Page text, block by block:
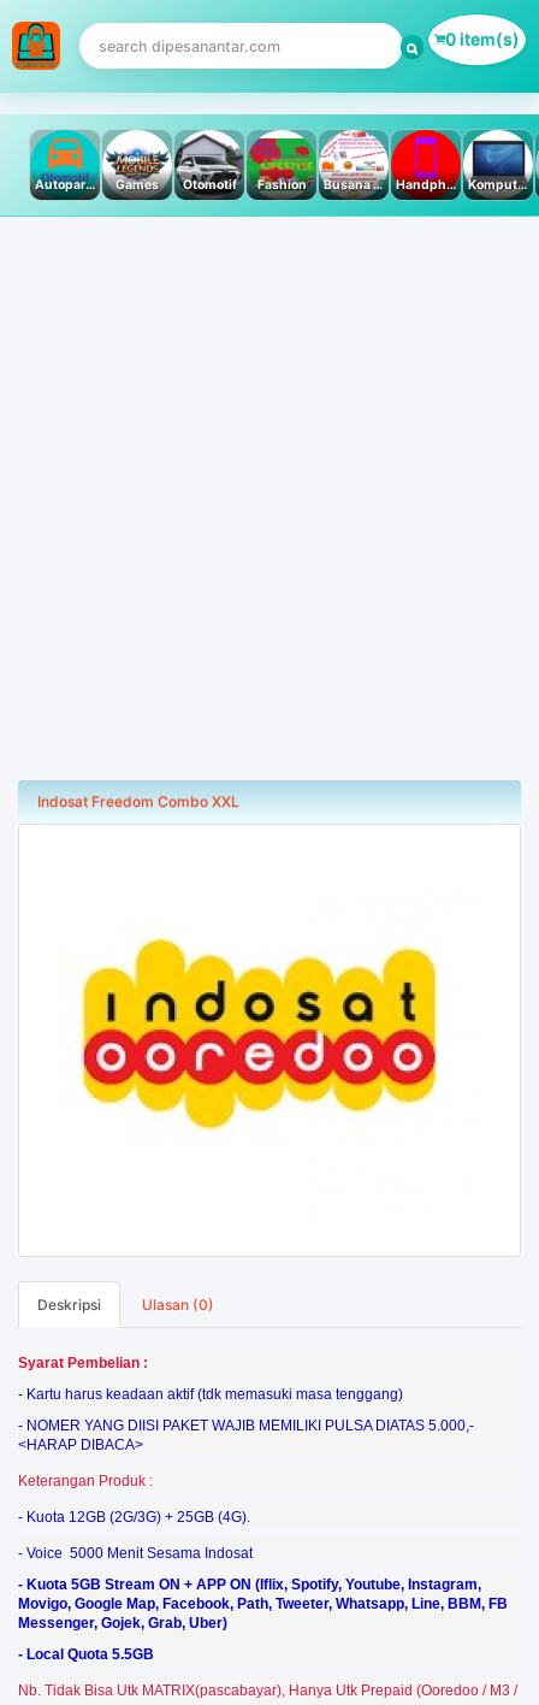
0 item(s)
Autoparts Games Otomotif Fashion Busana Muslim Handphone & Tablet Komputer PC & Laptop
Indosat Freedom Combo XXL
Deskripsi Ulasan (0)
Syarat Pembelian :
- Kartu harus keadaan aktif (tdk memasuki masa tenggang)
- NOMER YANG DIISI PAKET WAJIB MEMILIKI PULSA DIATAS 5.000,-
<HARAP DIBACA>
Keterangan Produk :
- Kuota 12GB (2G/3G) + 25GB (4G).
- Voice 5000 Menit Sesama Indosat
- Kuota 5GB Stream ON + APP ON (Iflix, Spotify, Youtube, Instagram,
Movigo, Google Map, Facebook, Path, Tweeter, Whatsapp, Line, BBM, FB
Messenger, Gojek, Grab, Uber)
- Local Quota 5.5GB
Nb. Tidak Bisa Utk MATRIX(pascabayar), Hanya Utk Prepaid (Ooredoo / M3 /